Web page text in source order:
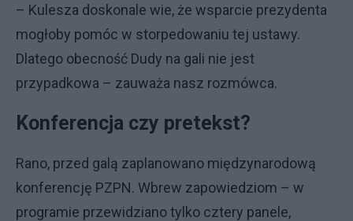
– Kulesza doskonale wie, że wsparcie prezydenta
mogłoby pomóc w storpedowaniu tej ustawy.
Dlatego obecność Dudy na gali nie jest
przypadkowa – zauważa nasz rozmówca.
Konferencja czy pretekst?
Rano, przed galą zaplanowano międzynarodową
konferencję PZPN. Wbrew zapowiedziom – w
programie przewidziano tylko cztery panele,